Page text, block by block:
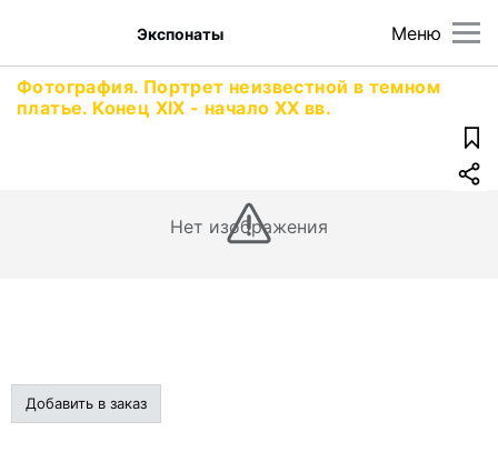
Меню
Экспонаты
Фотография. Портрет неизвестной в темном
платье. Конец XIX - начало XX вв.
Нет изображения
Добавить в заказ